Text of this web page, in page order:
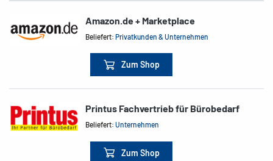
Amazon.de + Marketplace
Beliefert:Privatkunden & Unternehmen
Zum Shop
Printus Fachvertrieb für Bürobedarf
Beliefert:Unternehmen
Zum Shop